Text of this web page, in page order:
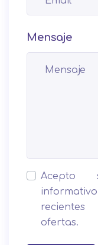
Mensaje
Acepto suscrbirme al boletín
ofertas.